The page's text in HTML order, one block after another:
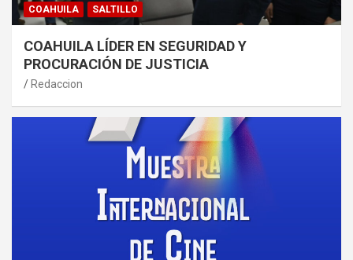
COAHUILA SALTILLO
COAHUILA LÍDER EN SEGURIDAD Y
PROCURACIÓN DE JUSTICIA
Redaccion